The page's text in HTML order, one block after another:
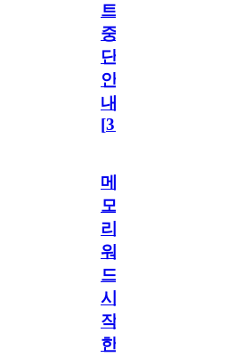
트
중
단
안
내
[31
메
모
리
워
드
시
작
한